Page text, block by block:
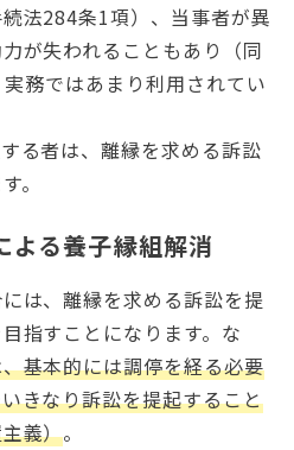
法284条1項）、当事者が異
が失われることもあり（同
務ではあまり利用されてい
る者は、離縁を求める訴訟
。
よる養子縁組解消
は、離縁を求める訴訟を提
指すことになります。な
基本的には調停を経る必要
きなり訴訟を提起すること
義）。